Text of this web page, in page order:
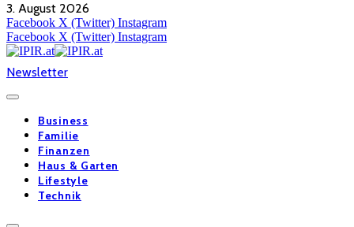
3. August 2026
Facebook X (Twitter) Instagram
Facebook X (Twitter) Instagram
Newsletter
Business
Familie
Finanzen
Haus & Garten
Lifestyle
Technik